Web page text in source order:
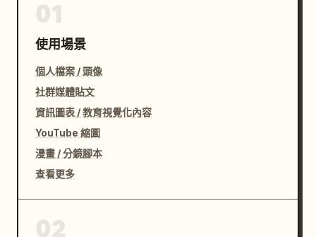
使用場景
個人檔案 / 頭像
社群媒體貼文
資訊圖表 / 教育視覺化內容
YouTube 縮圖
漫畫 / 分鏡腳本
查看更多